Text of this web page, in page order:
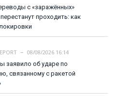
с «заражённых»
проходить: как
08/08/2026 16:14
заявило об ударе по
связанному с ракетой